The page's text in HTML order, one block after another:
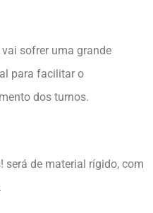
sofrer uma grande
para facilitar o
dos turnos.
será de material rígido, com